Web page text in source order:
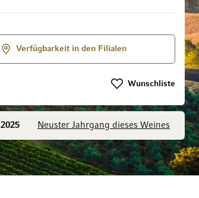
2025 Neuster Jahrgang dieses Weines
Verfügbarkeit in den Filialen
Wunschliste